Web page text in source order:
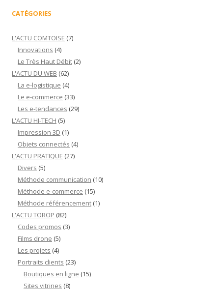
CATÉGORIES
L'ACTU COMTOISE (7)
Innovations (4)
Le Très Haut Débit (2)
L'ACTU DU WEB (62)
La e-logistique (4)
Le e-commerce (33)
Les e-tendances (29)
L'ACTU HI-TECH (5)
Impression 3D (1)
Objets connectés (4)
L'ACTU PRATIQUE (27)
Divers (5)
Méthode communication (10)
Méthode e-commerce (15)
Méthode référencement (1)
L'ACTU TOROP (82)
Codes promos (3)
Films drone (5)
Les projets (4)
Portraits clients (23)
Boutiques en ligne (15)
Sites vitrines (8)